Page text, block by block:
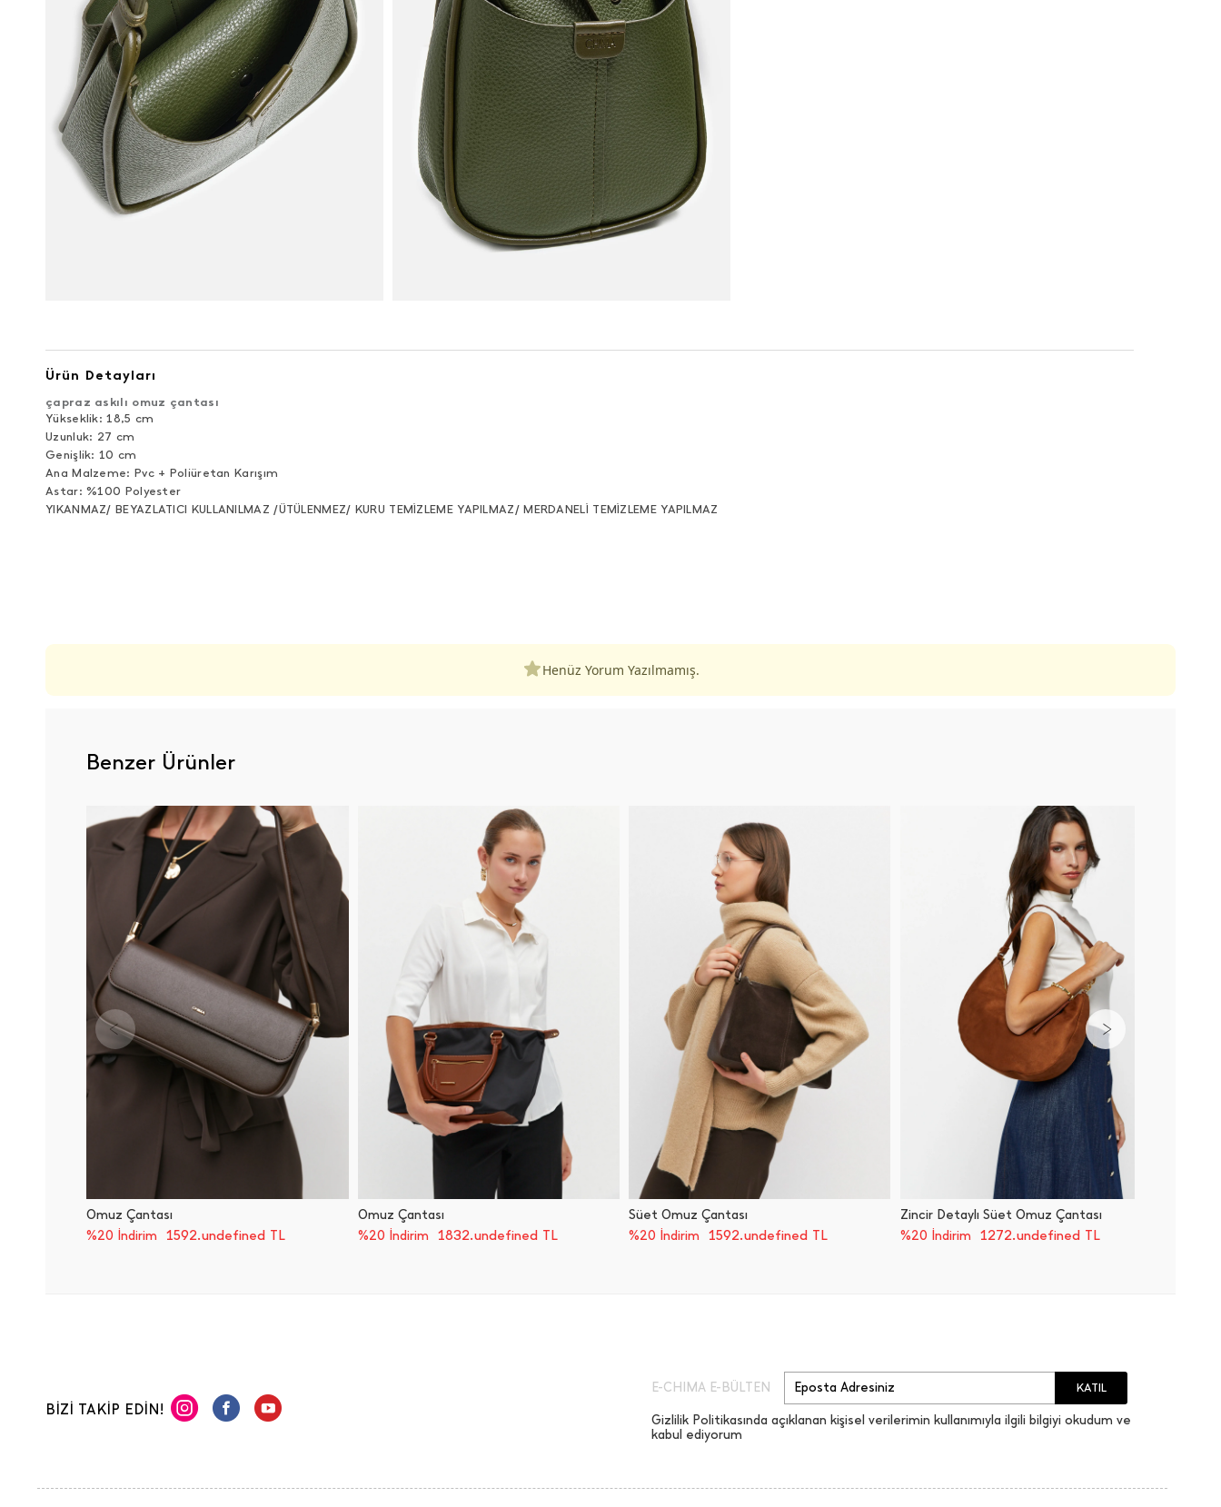
Ürün Detayları
çapraz askılı omuz çantası
Yükseklik: 18,5 cm
Uzunluk: 27 cm
Genişlik: 10 cm
Ana Malzeme: Pvc + Poliüretan Karışım
Astar: %100 Polyester
YIKANMAZ/ BEYAZLATICI KULLANILMAZ /ÜTÜLENMEZ/ KURU TEMİZLEME YAPILMAZ/ MERDANELİ TEMİZLEME YAPILMAZ
Henüz Yorum Yazılmamış.
Benzer Ürünler
Omuz Çantası
%20 İndirim
1592.undefined TL
Omuz Çantası
%20 İndirim
1832.undefined TL
Süet Omuz Çantası
%20 İndirim
1592.undefined TL
Zincir Detaylı Süet Omuz Çantası
%20 İndirim
1272.undefined TL
BİZİ TAKİP EDİN!
E-CHIMA E-BÜLTEN KATIL
Gizlilik Politikasında açıklanan kişisel verilerimin kullanımıyla ilgili bilgiyi okudum ve
kabul ediyorum